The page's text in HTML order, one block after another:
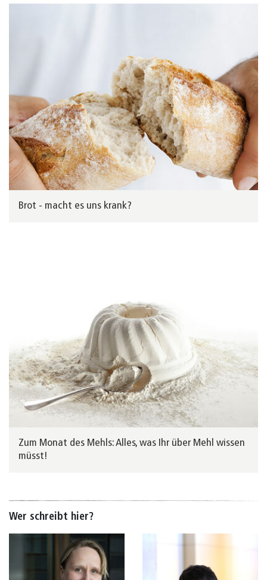
Brot - macht es uns krank?
Zum Monat des Mehls: Alles, was Ihr über Mehl wissen
müsst!
Wer schreibt hier?